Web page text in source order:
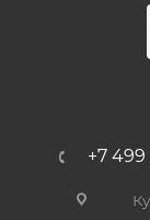
+7 499